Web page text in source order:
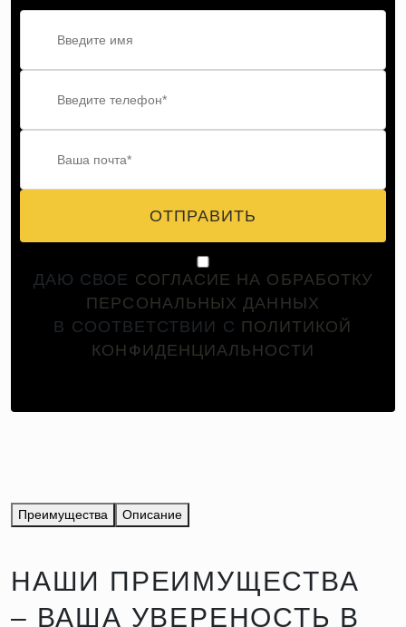
ОТПРАВИТЬ
ДАЮ СВОЕ СОГЛАСИЕ НА ОБРАБОТКУ
ПЕРСОНАЛЬНЫХ ДАННЫХ
В СООТВЕТСТВИИ С ПОЛИТИКОЙ
КОНФИДЕНЦИАЛЬНОСТИ
Преимущества Описание
НАШИ ПРЕИМУЩЕСТВА
– ВАША УВЕРЕНОСТЬ В